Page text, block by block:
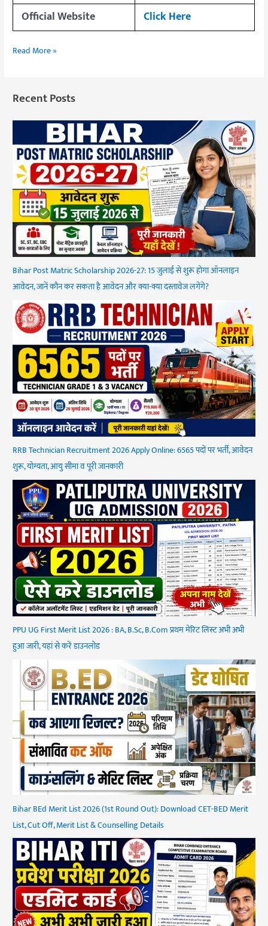
Official Website
Click Here
Read More »
Recent Posts
Bihar Post Matric Scholarship 2026-27: 15 जुलाई से शुरू होगा ऑनलाइन
आवेदन, जानें कौन कर सकता है आवेदन और क्या-क्या दस्तावेज लगेंगे?
RRB Technician Recruitment 2026 Apply Online: 6565 पदों पर भर्ती, आवेदन
शुरू, योग्यता, आयु सीमा व पूरी जानकारी
PPU UG First Merit List 2026 : BA, B.Sc, B.Com प्रथम मेरिट लिस्ट अभी अभी
हुआ जारी, यहां से करें डाउनलोड
Bihar BEd Merit List 2026 (1st Round Out): Download CET-BED Merit
List, Cut Off, Merit List & Counselling Details